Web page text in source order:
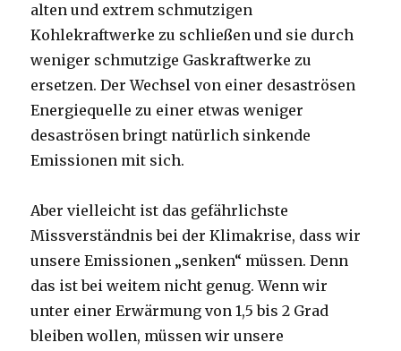
alten und extrem schmutzigen
Kohlekraftwerke zu schließen und sie durch
weniger schmutzige Gaskraftwerke zu
ersetzen. Der Wechsel von einer desaströsen
Energiequelle zu einer etwas weniger
desaströsen bringt natürlich sinkende
Emissionen mit sich.
Aber vielleicht ist das gefährlichste
Missverständnis bei der Klimakrise, dass wir
unsere Emissionen „senken“ müssen. Denn
das ist bei weitem nicht genug. Wenn wir
unter einer Erwärmung von 1,5 bis 2 Grad
bleiben wollen, müssen wir unsere